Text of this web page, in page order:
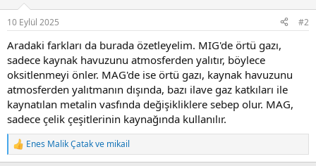
s
10 Eylül 2025 #2
Aradaki farkları da burada özetleyelim. MIG'de örtü gazı,
sadece kaynak havuzunu atmosferden yalıtır, böylece
oksitlenmeyi önler. MAG'de ise örtü gazı, kaynak havuzunu
atmosferden yalıtmanın dışında, bazı ilave gaz katkıları ile
kaynatılan metalin vasfında değişikliklere sebep olur. MAG,
sadece çelik çeşitlerinin kaynağında kullanılır.
R
e
Enes Malik Çatakve mikail